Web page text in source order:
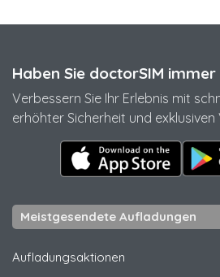
Haben Sie doctorSIM
Verbessern Sie Ihr Erlebnis mit
erhöhter Sicherheit und
Meistgesendete Aufladungen
Aufladungsaktionen